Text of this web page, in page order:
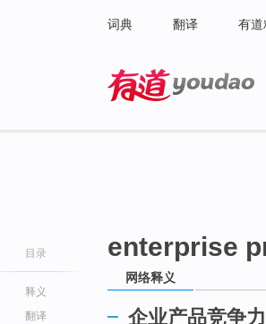
词典 翻译 有道
目录
释义
翻译
enterprise
网络释义
企业产品竞争力